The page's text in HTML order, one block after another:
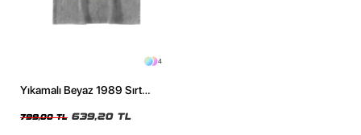
4
Yıkamalı Beyaz 1989 Sırt
799,00 TL 639,20 TL